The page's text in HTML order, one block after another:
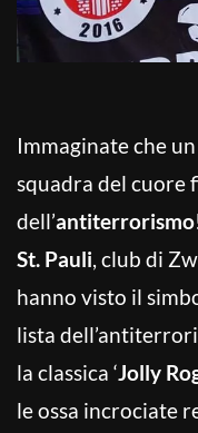
Immaginate che
squadra del cuore
dell’antiterrorismo
St. Pauli, club di
hanno visto il
lista
la classica ‘Jolly
le ossa incrociate